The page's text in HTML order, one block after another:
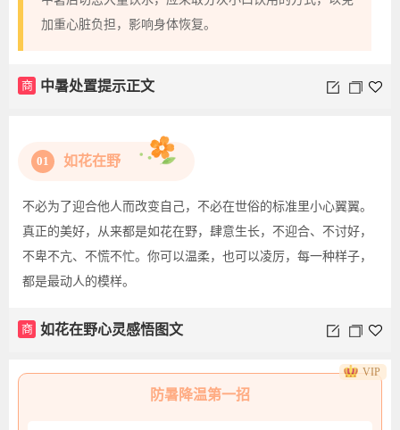
加重心脏负担，影响身体恢复。
商 中暑处置提示正文
01 如花在野
不必为了迎合他人而改变自己，不必在世俗的标准里小心翼翼。
真正的美好，从来都是如花在野，肆意生长，不迎合、不讨好，
不卑不亢、不慌不忙。你可以温柔，也可以凌厉，每一种样子，
都是最动人的模样。
商 如花在野心灵感悟图文
防暑降温第一招
VIP